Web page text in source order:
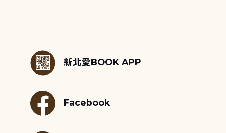
新北愛BOOK APP
Facebook